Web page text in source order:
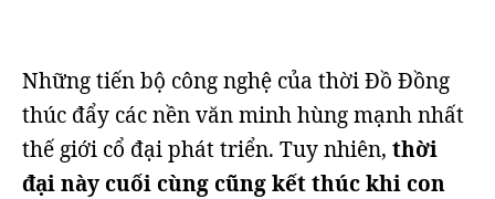
Những tiến bộ công nghệ của thời Đồ Đồng
thúc đẩy các nền văn minh hùng mạnh nhất
thế giới cổ đại phát triển. Tuy nhiên, thời
đại này cuối cùng cũng kết thúc khi con